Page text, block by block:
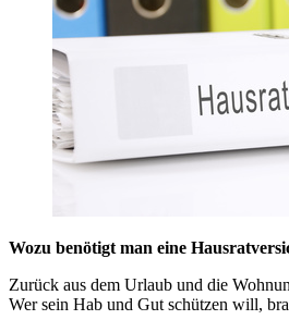
Wozu benötigt man eine
Zurück aus dem Urlaub und die
Wer sein Hab und Gut schützen will,